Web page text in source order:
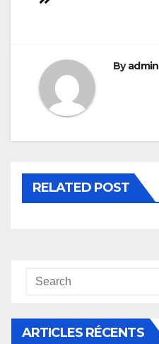
Byadmin
RELATED POST
ARTICLES RÉCENTS